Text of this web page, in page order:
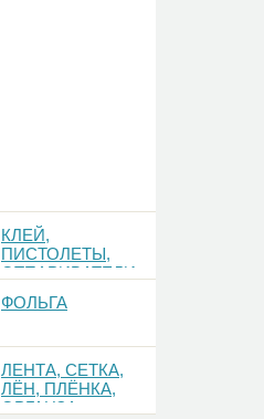
КЛЕЙ,
ПИСТОЛЕТЫ,
ОТПАРИВАТЕЛИ
ФОЛЬГА
ЛЕНТА, СЕТКА,
ЛЁН, ПЛЁНКА,
ОРГАНЗА